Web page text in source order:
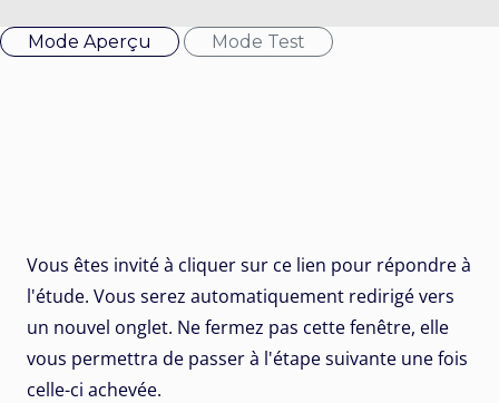
Mode Aperçu Mode Test
Vous êtes invité à cliquer sur ce lien pour répondre à
l'étude. Vous serez automatiquement redirigé vers
un nouvel onglet. Ne fermez pas cette fenêtre, elle
vous permettra de passer à l'étape suivante une fois
celle-ci achevée.